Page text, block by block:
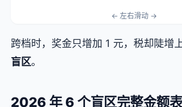
跨档时，奖金只增加 1 元，税却陡
盲区。
2026 年 6 个盲区完整金额表